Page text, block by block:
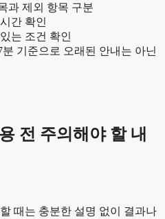
과 제외 항목 구분
간 확인
는 조건 확인
분 기준으로 오래된 안내는 아닌
전 주의해야 할 내
때는 충분한 설명 없이 결과나